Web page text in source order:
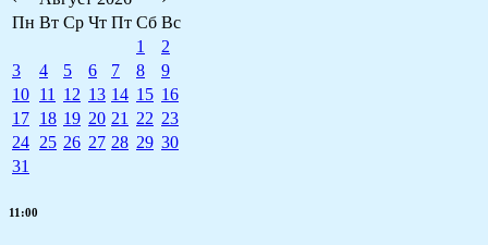
Пн Вт Ср Чт Пт Сб Вс
1
2
3
4 5 6 7 8
9
10 11 12 13 14 15 16
17 18 19 20 21 22 23
24 25 26 27 28 29 30
31
11:00